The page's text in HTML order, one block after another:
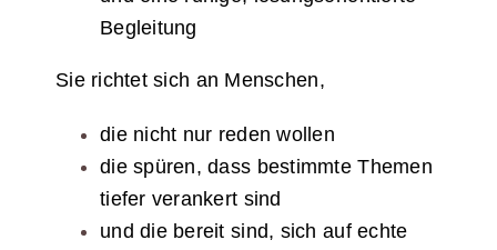
Begleitung
Sie richtet sich an Menschen,
die nicht nur reden wollen
die spüren, dass bestimmte Themen
tiefer verankert sind
und die bereit sind, sich auf echte